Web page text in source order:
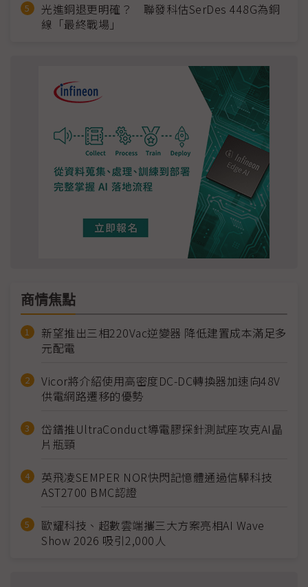
光進銅退更明確？ 聯發科估SerDes 448G為銅
線「最終戰場」
商情焦點
新望推出三相220Vac逆變器 降低建置成本滿足多
元配電
Vicor將介紹使用高密度DC-DC轉換器加速向48V
供電網路遷移的優勢
岱鐠推UltraConduct導電膠探針測試座攻克AI晶
片瓶頸
英飛凌SEMPER NOR快閃記憶體通過信驊科技
AST2700 BMC認證
歐耀科技、超數雲端攜三大方案亮相AI Wave
Show 2026 吸引2,000人